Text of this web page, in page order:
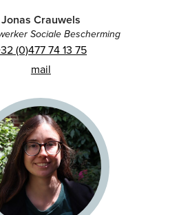
Jonas Crauwels
Sociale Bescherming
(0)477 74 13 75
mail